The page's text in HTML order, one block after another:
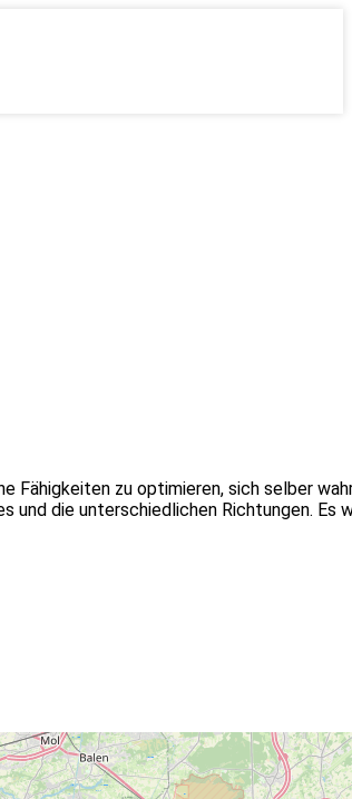
zu optimieren, sich selber
die unterschiedlichen